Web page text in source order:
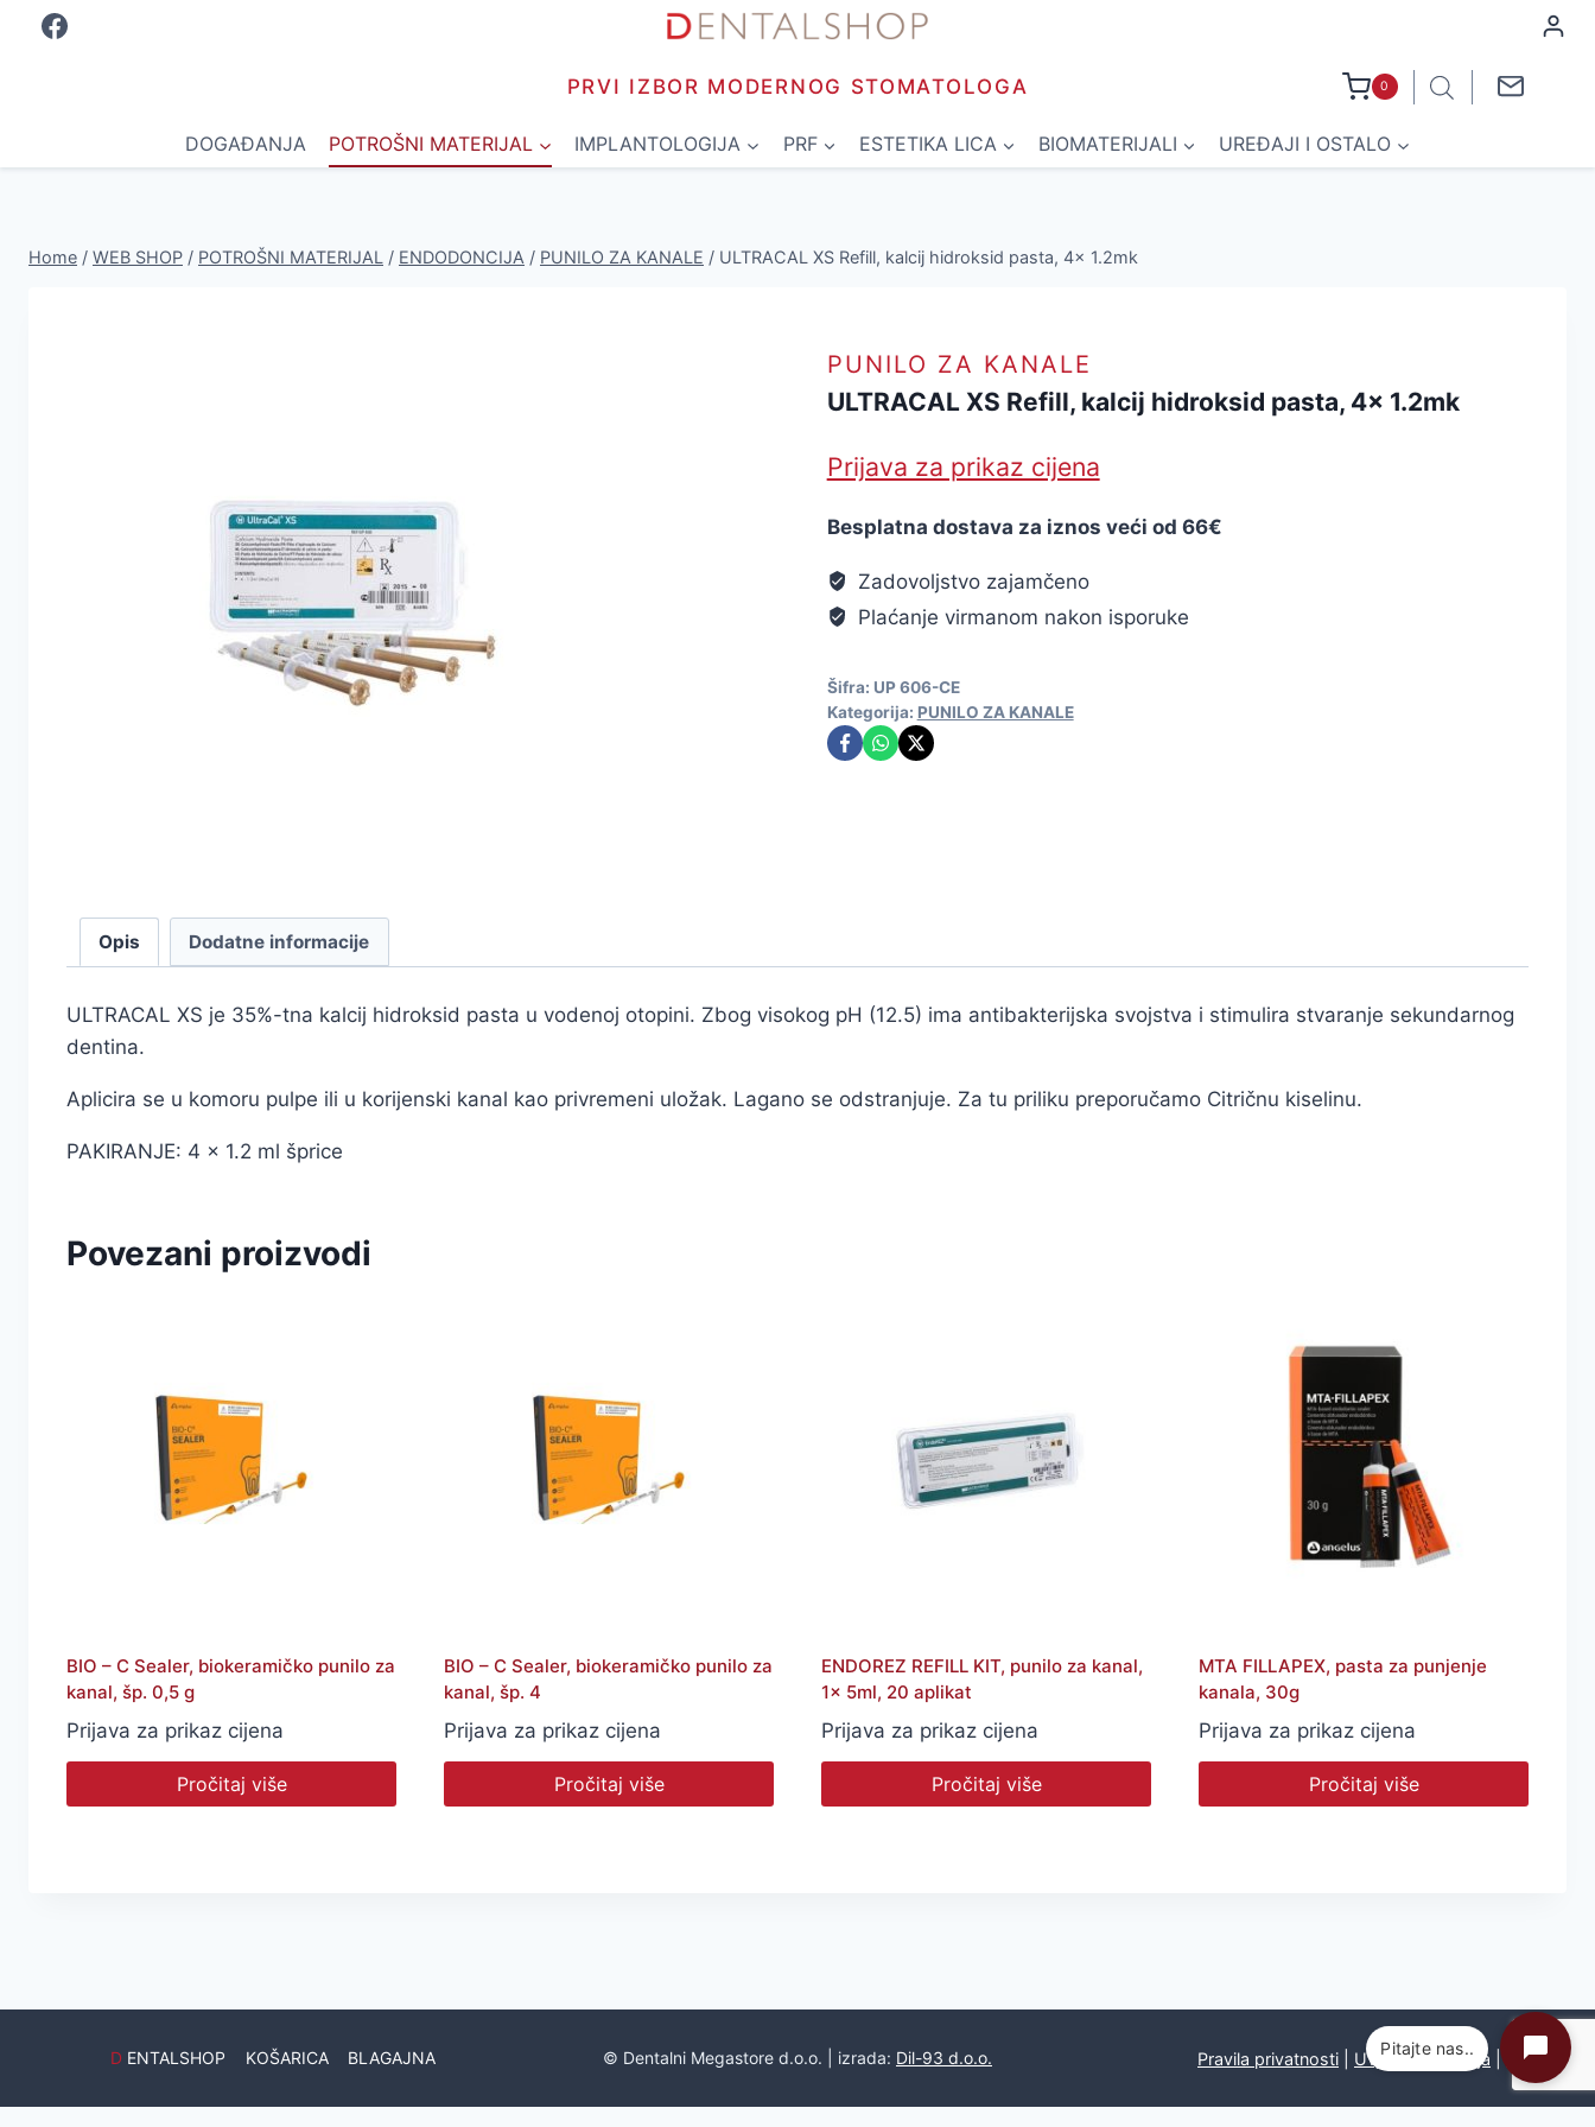
PRVI IZBOR MODERNOG STOMATOLOGA 0
DOGAĐANJA POTROŠNI MATERIJAL IMPLANTOLOGIJA PRF ESTETIKA LICA BIOMATERIJALI UREĐAJI I OSTALO
Home / WEB SHOP / POTROŠNI MATERIJAL / ENDODONCIJA / PUNILO ZA KANALE / ULTRACAL XS Refill, kalcij hidroksid pasta, 4x 1.2mk
PUNILO ZA KANALE
ULTRACAL XS Refill, kalcij hidroksid pasta, 4x 1.2mk
Prijava za prikaz cijena
Besplatna dostava za iznos veći od 66€
Zadovoljstvo zajamčeno
Plaćanje virmanom nakon isporuke
Šifra: UP 606-CE
Kategorija: PUNILO ZA KANALE
Opis Dodatne informacije
ULTRACAL XS je 35%-tna kalcij hidroksid pasta u vodenoj otopini. Zbog visokog pH (12.5) ima antibakterijska svojstva i stimulira stvaranje sekundarnog
dentina.
Aplicira se u komoru pulpe ili u korijenski kanal kao privremeni uložak. Lagano se odstranjuje. Za tu priliku preporučamo Citričnu kiselinu.
PAKIRANJE: 4 x 1.2 ml šprice
Povezani proizvodi
BIO – C Sealer, biokeramičko punilo za
kanal, šp. 0,5 g
Prijava za prikaz cijena
Pročitaj više
BIO – C Sealer, biokeramičko punilo za
kanal, šp. 4
Prijava za prikaz cijena
Pročitaj više
ENDOREZ REFILL KIT, punilo za kanal,
1x 5ml, 20 aplikat
Prijava za prikaz cijena
Pročitaj više
MTA FILLAPEX, pasta za punjenje
kanala, 30g
Prijava za prikaz cijena
Pročitaj više
D ENTALSHOP KOŠARICA BLAGAJNA © Dentalni Megastore d.o.o. | izrada: Dil-93 d.o.o. Pravila privatnosti Uvjeti poslovanja | Kontakt
Pitajte nas..